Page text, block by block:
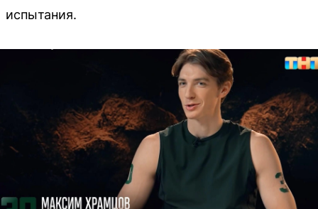
испытания.